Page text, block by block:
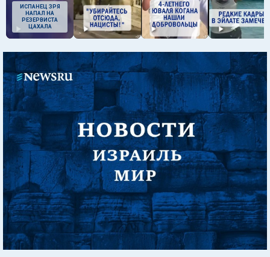
ИСПАНЕЦ ЗРЯ
НАПАЛ НА
РЕЗЕРВИСТА
ЦАХАЛА